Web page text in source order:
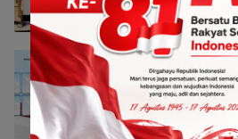
Peristiwa 5 Agustus
OJK: Stabilitas
Tetap Terjaga,
Bursa Mineral
Bisnis 5 Agustus